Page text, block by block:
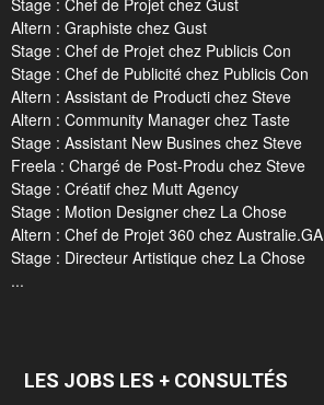
Stage : Chef de Projet chez Gust
Altern : Graphiste chez Gust
Stage : Chef de Projet chez Publicis Con
Stage : Chef de Publicité chez Publicis Con
Altern : Assistant de Producti chez Steve
Altern : Community Manager chez Taste
Stage : Assistant New Busines chez Steve
Freela : Chargé de Post-Produ chez Steve
Stage : Créatif chez Mutt Agency
Stage : Motion Designer chez La Chose
Altern : Chef de Projet 360 chez Australie.GA
Stage : Directeur Artistique chez La Chose
...
LES JOBS LES + CONSULTÉS